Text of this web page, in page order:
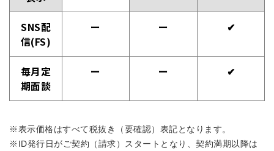
SNS配
信(FS)
ー ー ✔
毎月定
期面談
ー ー ✔
※表示価格はすべて税抜き（要確認）表記となります。
※ID発行日がご契約（請求）スタートとなり、契約満期以降は